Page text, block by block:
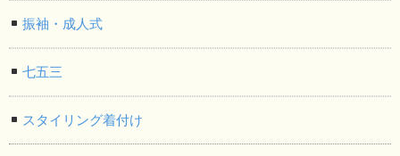
振袖・成人式
七五三
スタイリング着付け